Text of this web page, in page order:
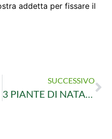
addetta per fissare il
SUCCESSIVO
3 PIANTE DI NATALE DA REGALARE